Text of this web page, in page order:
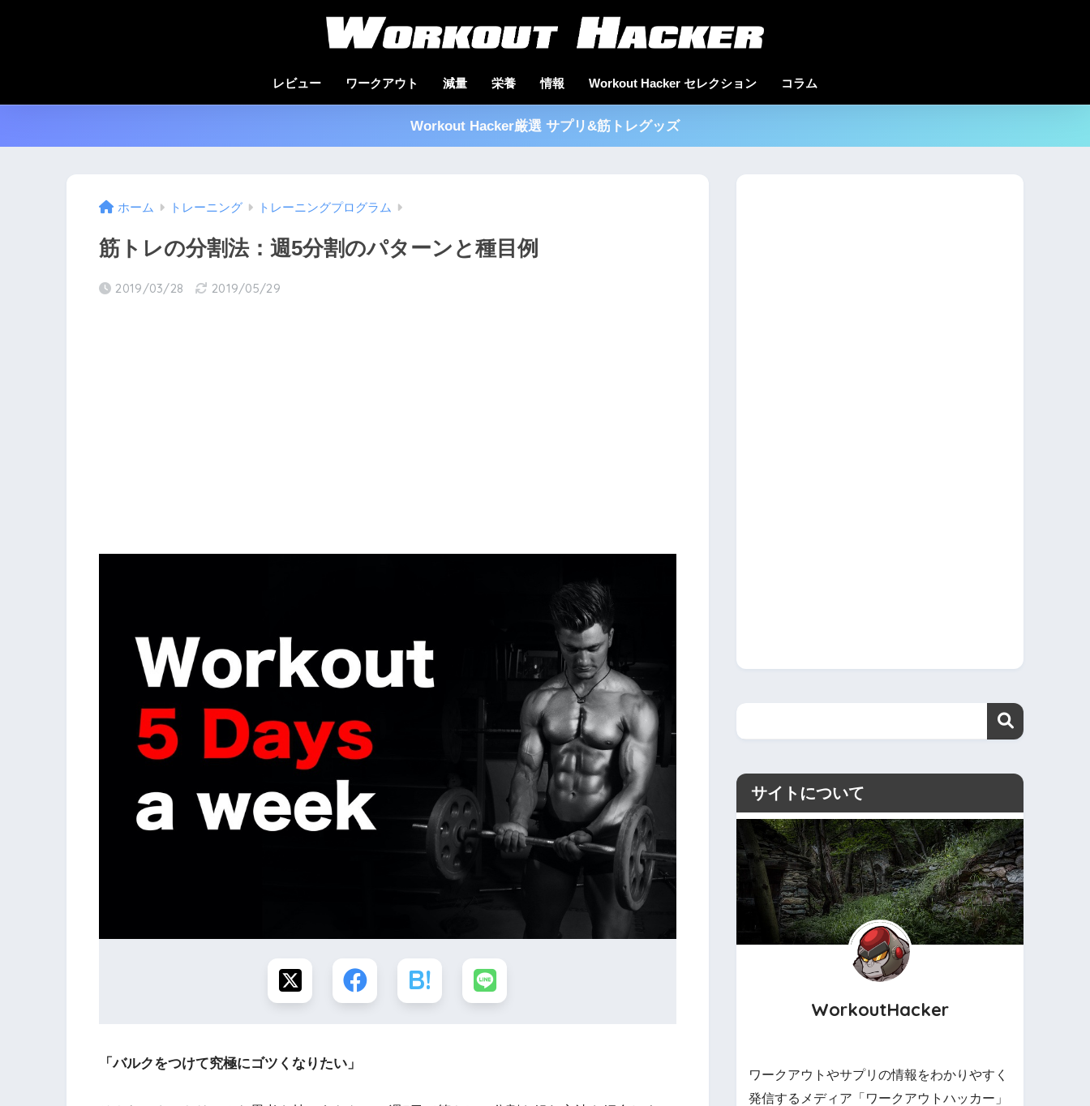
レビュー ワークアウト 減量 栄養 情報 Workout Hacker セレクション コラム
Workout Hacker厳選 サプリ&筋トレグッズ
ホーム トレーニング トレーニングプログラム
筋トレの分割法：週5分割のパターンと種目例
2019/03/28 2019/05/29
「バルクをつけて究極にゴツくなりたい」
サイトについて
WorkoutHacker
ワークアウトやサプリの情報をわかりやすく
発信するメディア「ワークアウトハッカー」